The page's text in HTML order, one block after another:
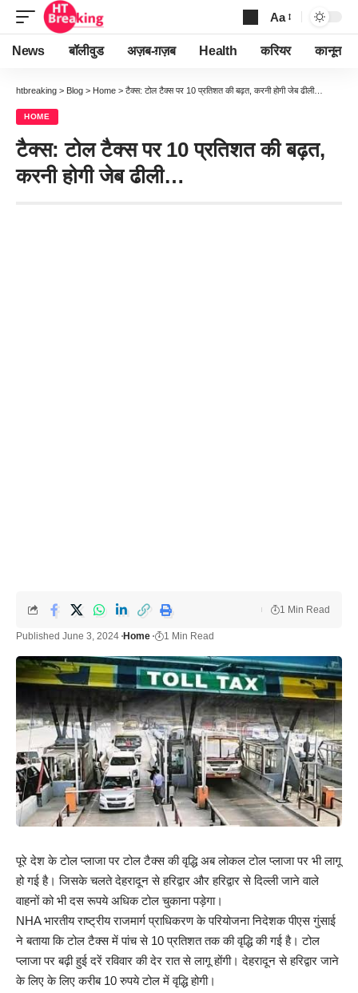
Font
Resizer
Aa
News बॉलीवुड अज़ब-ग़ज़ब Health करियर कानून
htbreaking > Blog > Home > टैक्स: टोल टैक्स पर 10 प्रतिशत की बढ़त, करनी होगी जेब ढीली…
HOME
टैक्स: टोल टैक्स पर 10 प्रतिशत की बढ़त,
करनी होगी जेब ढीली…
Published June 3, 2024 Home 1 Min Read
1 Min Read
पूरे देश के टोल प्लाजा पर टोल टैक्स की वृद्धि अब लोकल टोल प्लाजा पर भी लागू
हो गई है। जिसके चलते देहरादून से हरिद्वार और हरिद्वार से दिल्ली जाने वाले
वाहनों को भी दस रूपये अधिक टोल चुकाना पड़ेगा।
NHA भारतीय राष्ट्रीय राजमार्ग प्राधिकरण के परियोजना निदेशक पीएस गुंसाई
ने बताया कि टोल टैक्स में पांच से 10 प्रतिशत तक की वृद्धि की गई है। टोल
प्लाजा पर बढ़ी हुई दरें रविवार की देर रात से लागू होंगी। देहरादून से हरिद्वार जाने
के लिए के लिए करीब 10 रुपये टोल में वृद्धि होगी।